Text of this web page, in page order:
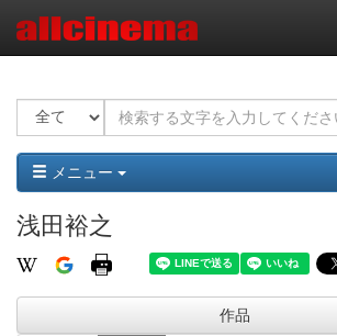
メニュー
浅田裕之
作品